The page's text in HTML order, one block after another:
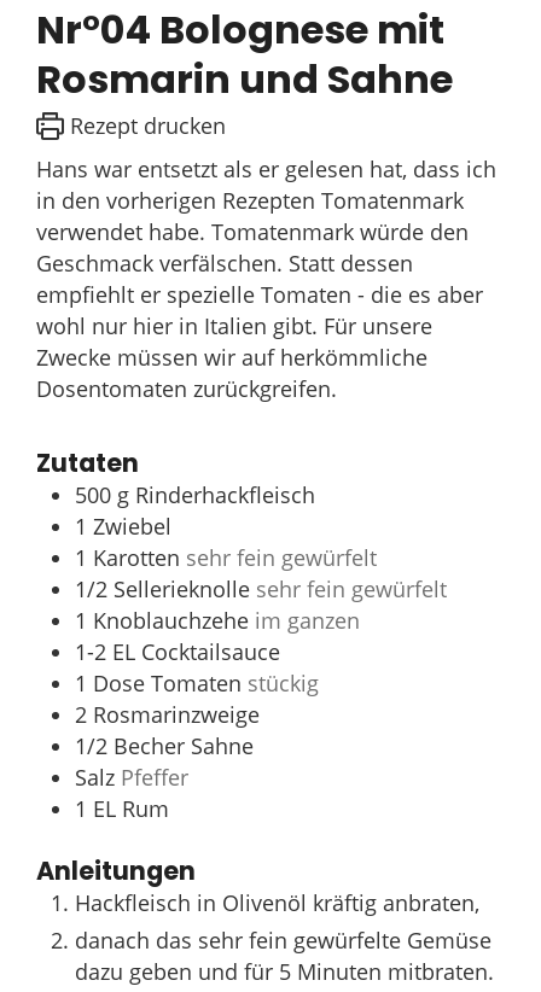
Nr°04 Bolognese mit
Rosmarin und Sahne
Rezept drucken
Hans war entsetzt als er gelesen hat, dass ich
in den vorherigen Rezepten Tomatenmark
verwendet habe. Tomatenmark würde den
Geschmack verfälschen. Statt dessen
empfiehlt er spezielle Tomaten - die es aber
wohl nur hier in Italien gibt. Für unsere
Zwecke müssen wir auf herkömmliche
Dosentomaten zurückgreifen.
Zutaten
500 g Rinderhackfleisch
1 Zwiebel
1 Karotten sehr fein gewürfelt
1/2 Sellerieknolle sehr fein gewürfelt
1 Knoblauchzehe im ganzen
1-2 EL Cocktailsauce
1 Dose Tomaten stückig
2 Rosmarinzweige
1/2 Becher Sahne
Salz Pfeffer
1 EL Rum
Anleitungen
Hackfleisch in Olivenöl kräftig anbraten,
danach das sehr fein gewürfelte Gemüse
dazu geben und für 5 Minuten mitbraten.